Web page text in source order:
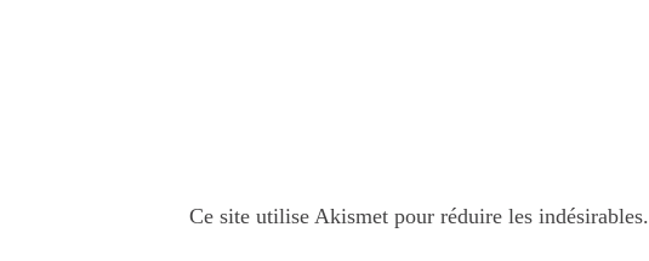
Ce site utilise Akismet pour réduire les indésirables.